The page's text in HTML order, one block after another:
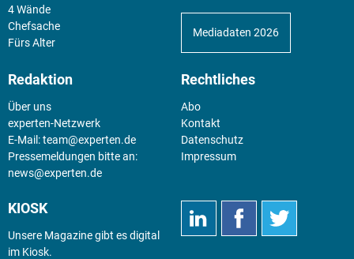
4 Wände
Chefsache
Fürs Alter
Mediadaten 2026
Redaktion
Über uns
experten-Netzwerk
E-Mail:team@experten.de
Pressemeldungen bitte an:
news@experten.de
Rechtliches
Abo
Kontakt
Datenschutz
Impressum
KIOSK
Unsere Magazine gibt es digital
im Kiosk.